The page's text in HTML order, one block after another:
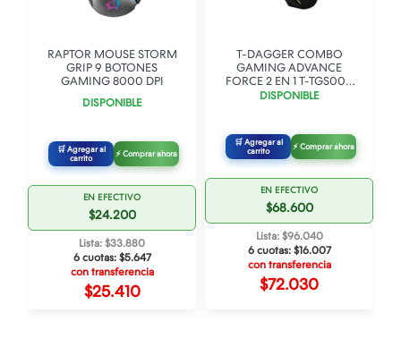
RAPTOR MOUSE STORM
GRIP 9 BOTONES
GAMING 8000 DPI
DISPONIBLE
🛒 Agregar al
carrito
⚡ Comprar ahora
EN EFECTIVO
$24.200
Lista: $33.880
6 cuotas: $5.647
con transferencia
$25.410
T-DAGGER COMBO
GAMING ADVANCE
FORCE 2 EN 1 T-TGS005
BLACK RED SWITCHES OF.
DISPONIBLE
🛒 Agregar al
carrito
⚡ Comprar ahora
EN EFECTIVO
$68.600
Lista: $96.040
6 cuotas: $16.007
con transferencia
$72.030